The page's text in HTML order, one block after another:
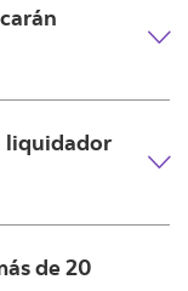
liquidador
de 20